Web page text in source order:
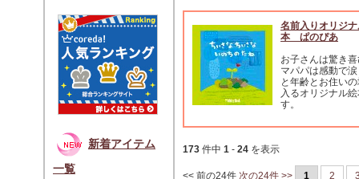
新着アイテム
一覧
名前入りオリジ
本 ぱのぴあ
お子さんは驚き
マパパは感動で
と年齢とお住い
入るオリジナル
す。
173 件中 1 - 24 を表示
<< 前の24件 次の24件 >> 1 2